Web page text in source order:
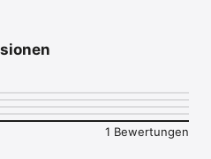
1 Bewertungen